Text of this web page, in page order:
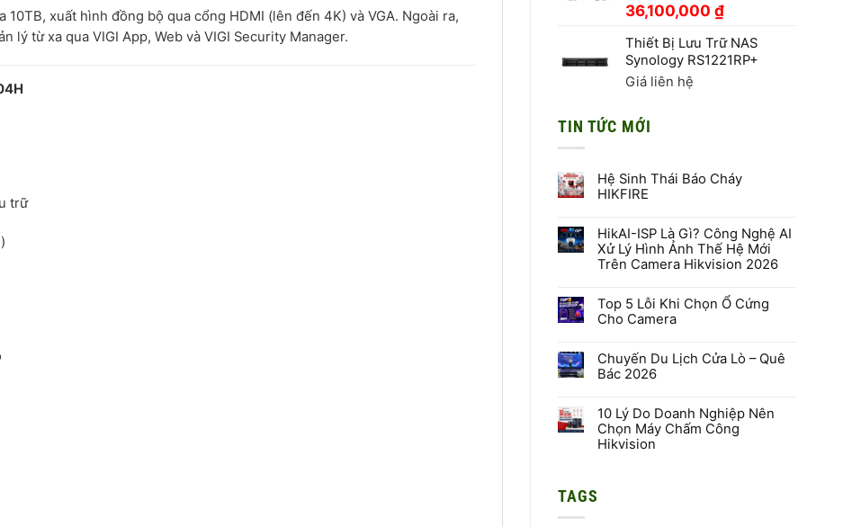
36,100,000 ₫
Thiết Bị Lưu Trữ NAS
Synology RS1221RP+
Giá liên hệ
TIN TỨC MỚI
Hệ Sinh Thái Báo Cháy
HIKFIRE
bình
luận
ở
Hệ
Báo
Cháy
HIKFIRE
HikAI-ISP Là Gì? Công Nghệ AI
Xử Lý Hình Ảnh Thế Hệ Mới
Trên Camera Hikvision 2026
bình
luận
ở
Là
Gì?
Công
Xử
Lý
Hình
Ảnh
Camera
Top 5 Lỗi Khi Chọn Ổ Cứng
Cho Camera
bình
luận
ở
Lỗi
Khi
Chọn
Ổ
Chuyến Du Lịch Cửa Lò – Quê
Bác 2026
bình
luận
ở
Chuyến
–
10 Lý Do Doanh Nghiệp Nên
Chọn Máy Chấm Công
Hikvision
ở
TAGS
xuất hình đồng bộ qua cổng HDMI (lên đến 4K) và VGA. Ngoài ra,
lý từ xa qua VIGI App, Web và VIGI Security Manager.
trữ